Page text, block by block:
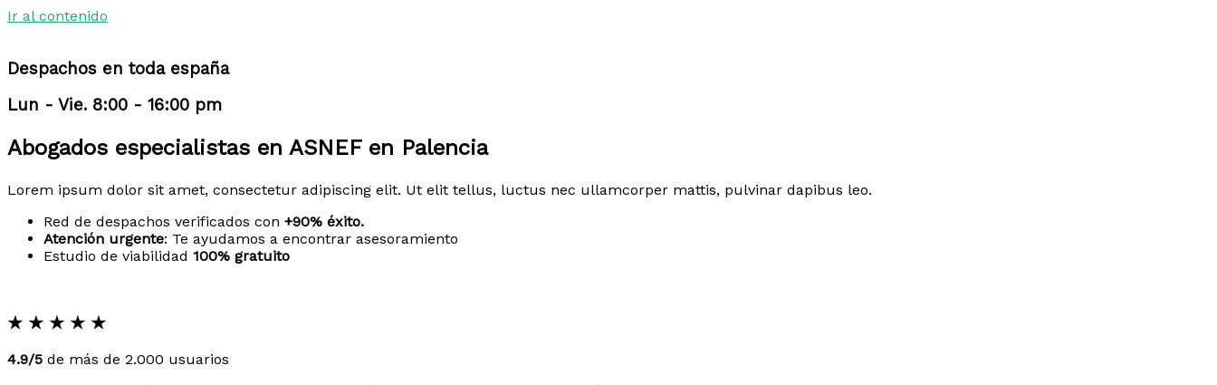
Ir al contenido
Despachos en toda españa
Lun - Vie. 8:00 - 16:00 pm
Abogados especialistas en ASNEF en Palencia
Lorem ipsum dolor sit amet, consectetur adipiscing elit. Ut elit tellus, luctus nec ullamcorper mattis, pulvinar dapibus leo.
Red de despachos verificados con +90% éxito.
Atención urgente: Te ayudamos a encontrar asesoramiento
Estudio de viabilidad 100% gratuito
★ ★ ★ ★ ★
4.9/5 de más de 2.000 usuarios